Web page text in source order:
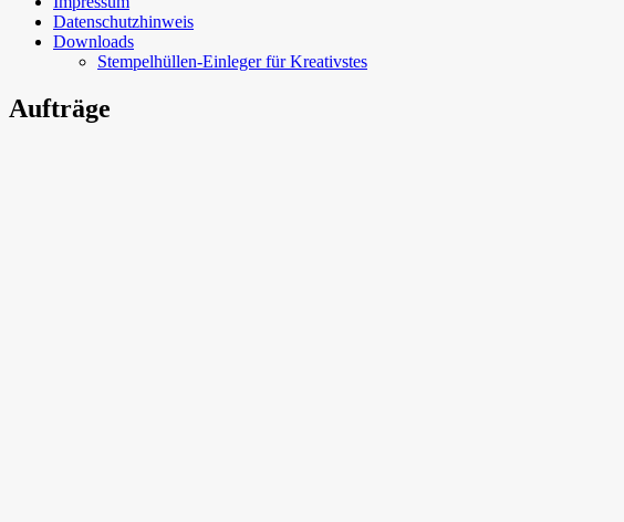
Datenschutzhinweis
Downloads
Stempelhüllen-Einleger für Kreativstes
Aufträge